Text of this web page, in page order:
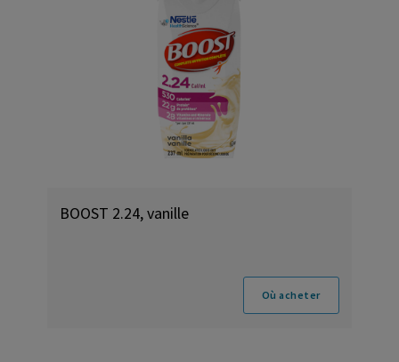
BOOST 2.24, vanille
Où acheter